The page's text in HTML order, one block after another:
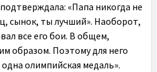
«Папа никогда не
сынок, ты лучший». Наоборот,
все его бои. В общем,
образом. Поэтому для него
олимпийская медаль».